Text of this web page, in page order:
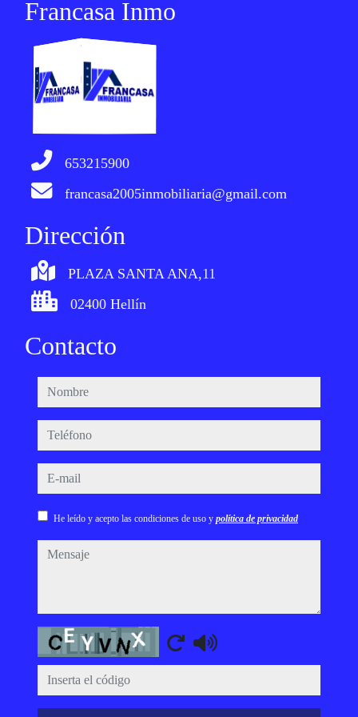
Francasa Inmo
653215900
francasa2005inmobiliaria@gmail.com
Dirección
PLAZA SANTA ANA,11
02400 Hellín
Contacto
nombre
teléfono
e-mail
He leído y acepto las condiciones de uso y política de privacidad
mensaje
Captcha